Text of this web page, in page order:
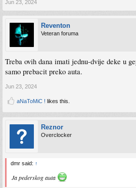
Jun 23, 2024
Reventon
Veteran foruma
Treba ovih dana imati jednu-dvije deke u
samo prebacit preko auta.
Jun 23, 2024
aNaToMiC ! likes this.
Reznor
Overclocker
dmr said: ↑
Ja pederskog auta